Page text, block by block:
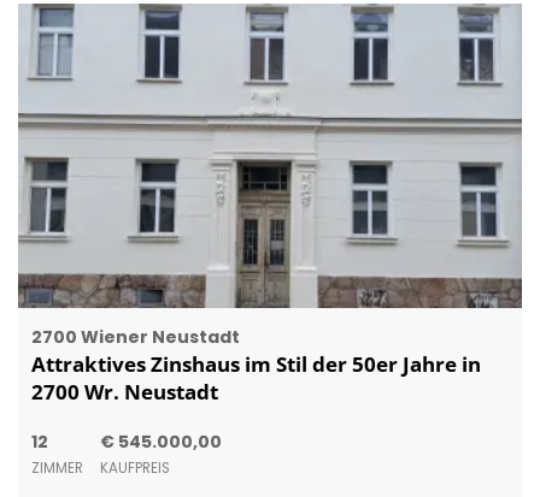
2700 Wiener Neustadt
Attraktives Zinshaus im Stil der 50er Jahre in
2700 Wr. Neustadt
12
ZIMMER
€ 545.000,00
KAUFPREIS